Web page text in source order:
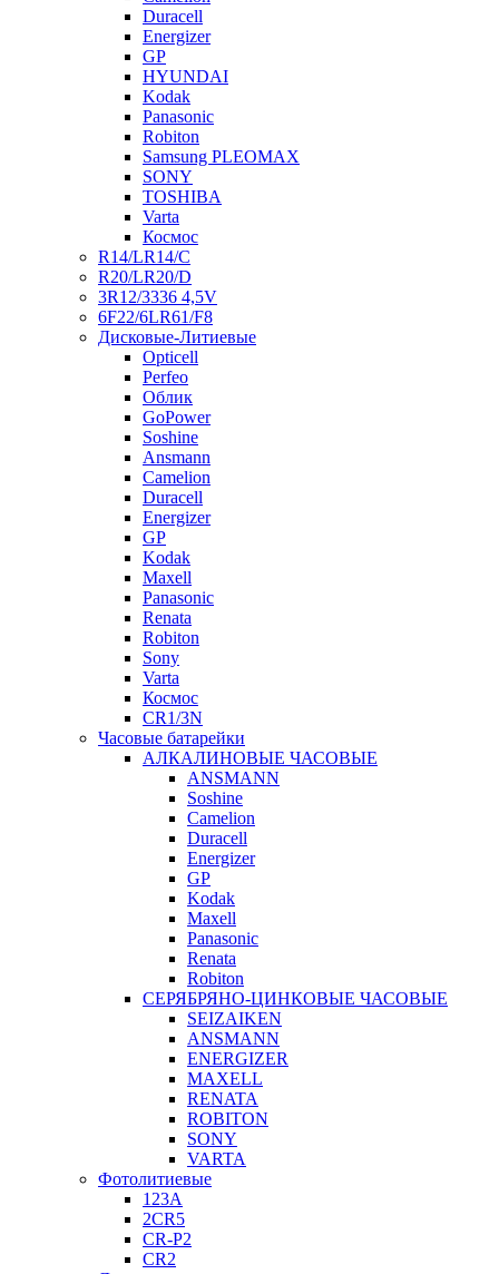
Duracell
Energizer
GP
HYUNDAI
Kodak
Panasonic
Robiton
Samsung PLEOMAX
SONY
TOSHIBA
Varta
Космос
R14/LR14/C
R20/LR20/D
3R12/3336 4,5V
6F22/6LR61/F8
Дисковые-Литиевые
Opticell
Perfeo
Облик
GoPower
Soshine
Ansmann
Camelion
Duracell
Energizer
GP
Kodak
Maxell
Panasonic
Renata
Robiton
Sony
Varta
Космос
CR1/3N
Часовые батарейки
АЛКАЛИНОВЫЕ ЧАСОВЫЕ
ANSMANN
Soshine
Camelion
Duracell
Energizer
GP
Kodak
Maxell
Panasonic
Renata
Robiton
СЕРЯБРЯНО-ЦИНКОВЫЕ ЧАСОВЫЕ
SEIZAIKEN
ANSMANN
ENERGIZER
MAXELL
RENATA
ROBITON
SONY
VARTA
Фотолитиевые
123A
2CR5
CR-P2
CR2